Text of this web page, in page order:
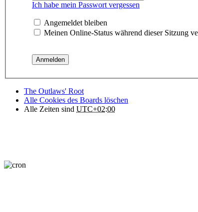
Ich habe mein Passwort vergessen
Angemeldet bleiben
Meinen Online-Status während dieser Sitzung
The Outlaws' Root
Alle Cookies des Boards löschen
Alle Zeiten sind UTC+02:00